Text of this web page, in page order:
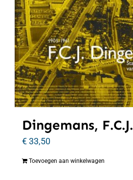
Dingemans, F.C.J.
€33,50
Toevoegen aan winkelwagen